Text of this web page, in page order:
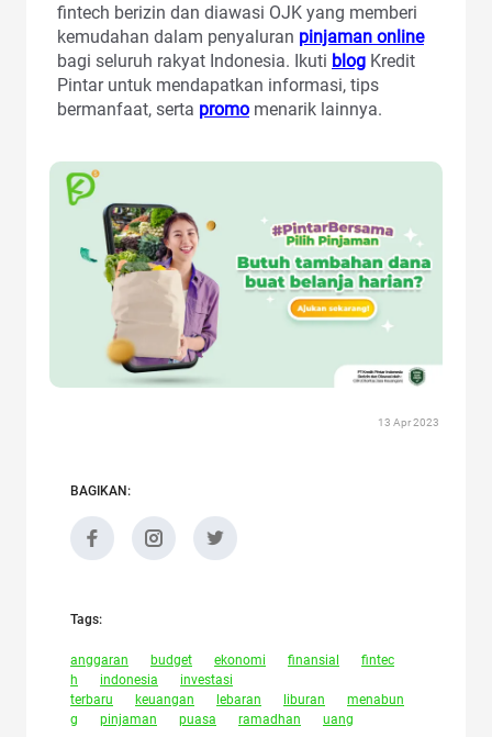
fintech berizin dan diawasi OJK yang memberi
kemudahan dalam penyaluran pinjaman online
bagi seluruh rakyat Indonesia. Ikuti blog Kredit
Pintar untuk mendapatkan informasi, tips
bermanfaat, serta promo menarik lainnya.
13 Apr 2023
BAGIKAN:
Tags:
anggaran budget ekonomi finansial
fintec
h
indonesia
investasi
terbaru
keuangan lebaran liburan
menabun
g
pinjaman puasa ramadhan uang